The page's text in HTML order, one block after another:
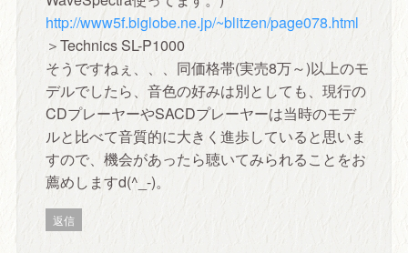
http://www5f.biglobe.ne.jp/~blitzen/page078.html
＞Technics SL-P1000
そうですねぇ、、、同価格帯(実売8万～)以上のモ
デルでしたら、音色の好みは別としても、現行の
CDプレーヤーやSACDプレーヤーは当時のモデ
ルと比べて音質的に大きく進歩していると思いま
すので、機会があったら聴いてみられることをお
薦めしますd(^_-)。
返信